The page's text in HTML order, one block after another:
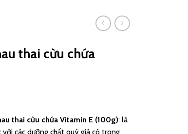
thai cừu chứa
thai cừu chứa Vitamin E (100g): là
các dưỡng chất quý giá có trong